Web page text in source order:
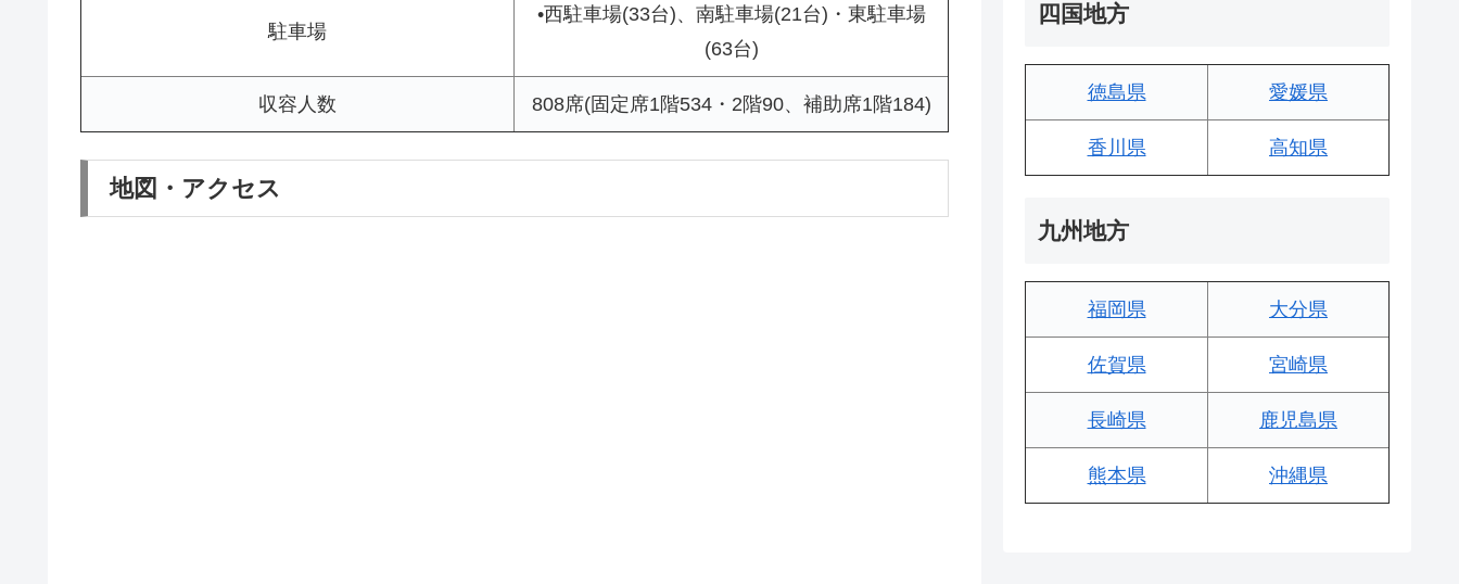
駐車場
•西駐車場(33台)、南駐車場(21台)・東駐車場
(63台)
収容人数 808席(固定席1階534・2階90、補助席1階184)
地図・アクセス
四国地方
徳島県 愛媛県
香川県 高知県
九州地方
福岡県 大分県
佐賀県 宮崎県
長崎県 鹿児島県
熊本県 沖縄県